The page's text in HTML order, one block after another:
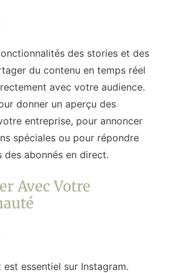
des stories et des
du contenu en temps réel
avec votre audience.
donner un aperçu des
entreprise, pour annoncer
spéciales ou pour répondre
des abonnés en direct.
Avec Votre
est essentiel sur Instagram.